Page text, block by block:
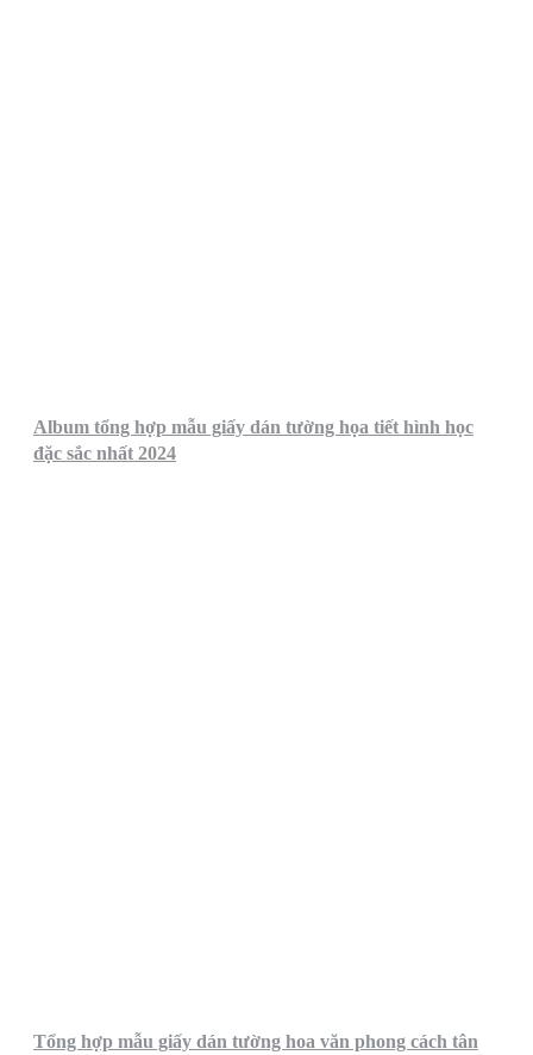
Album tổng hợp mẫu giấy dán tường họa tiết hình học
đặc sắc nhất 2024
Tổng hợp mẫu giấy dán tường hoa văn phong cách tân